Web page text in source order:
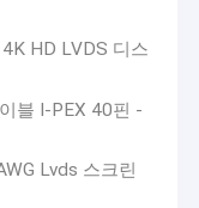
HD LVDS 디스
블 I-PEX 40핀 -
Lvds 스크린